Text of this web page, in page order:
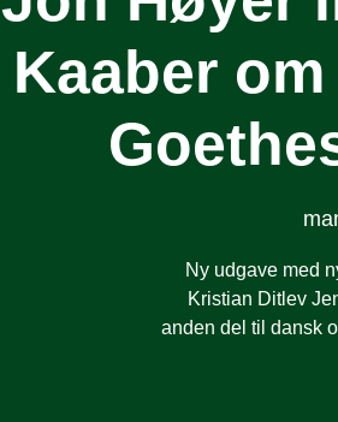
Kaaber
Ny udgave med
Kristian Ditlev
anden del til dansk